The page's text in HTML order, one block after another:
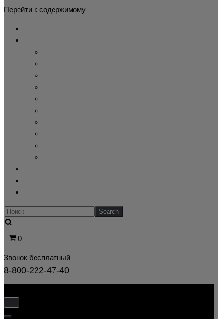
Перейти к содержимому
Искать...
Корзина
0
Звонок бесплатный
8-800-222-47-40
Показать/